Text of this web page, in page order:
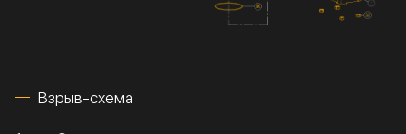
Взрыв-схема